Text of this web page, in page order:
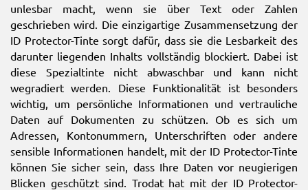
unlesbar macht, wenn sie über Text oder Zahlen
geschrieben wird. Die einzigartige Zusammensetzung der
ID Protector-Tinte sorgt dafür, dass sie die Lesbarkeit des
darunter liegenden Inhalts vollständig blockiert. Dabei ist
diese Spezialtinte nicht abwaschbar und kann nicht
wegradiert werden. Diese Funktionalität ist besonders
wichtig, um persönliche Informationen und vertrauliche
Daten auf Dokumenten zu schützen. Ob es sich um
Adressen, Kontonummern, Unterschriften oder andere
sensible Informationen handelt, mit der ID Protector-Tinte
können Sie sicher sein, dass Ihre Daten vor neugierigen
Blicken geschützt sind. Trodat hat mit der ID Protector-